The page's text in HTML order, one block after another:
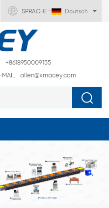
SPRACHE : Deutsch
+8618950009155
MAIL
allen@xmacey.com